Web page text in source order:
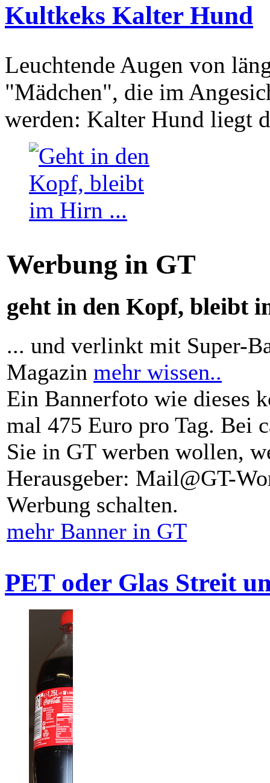
Kultkeks Kalter Hund
Leuchtende Augen von
"Mädchen", die im
werden: Kalter Hund liegt
Werbung in GT
geht in den Kopf, bleibt
... und verlinkt mit Super-
Magazin mehr wissen..
Ein Bannerfoto wie dieses
mal 475 Euro pro Tag. Bei
Sie in GT werben wollen,
Herausgeber: Mail@GT-
Werbung schalten.
mehr Banner in GT
PET oder Glas Streit